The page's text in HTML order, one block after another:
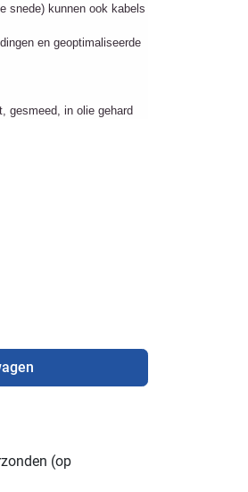
snede) kunnen ook kabels
en geoptimaliseerde
gesmeed, in olie gehard
(op